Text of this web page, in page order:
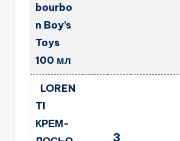
bourbo
n Boy’s
Toys
100 мл
LOREN
TI
КРЕМ-
3